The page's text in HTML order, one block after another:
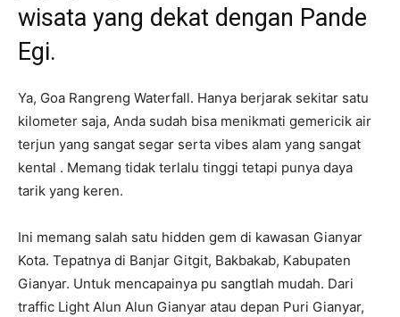
wisata yang dekat dengan Pande
Egi.
Ya, Goa Rangreng Waterfall. Hanya berjarak sekitar satu
kilometer saja, Anda sudah bisa menikmati gemericik air
terjun yang sangat segar serta vibes alam yang sangat
kental . Memang tidak terlalu tinggi tetapi punya daya
tarik yang keren.
Ini memang salah satu hidden gem di kawasan Gianyar
Kota. Tepatnya di Banjar Gitgit, Bakbakab, Kabupaten
Gianyar. Untuk mencapainya pu sangtlah mudah. Dari
traffic Light Alun Alun Gianyar atau depan Puri Gianyar,